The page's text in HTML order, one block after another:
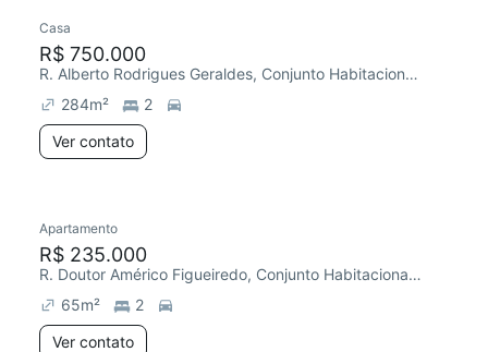
Casa
R$ 750.000
R. Alberto Rodrigues Geraldes, Conjunto Habitacional Júlio de Mesquita Filho
284m²
2
Ver contato
Chegou este mês
Apartamento
R$ 235.000
R. Doutor Américo Figueiredo, Conjunto Habitacional Júlio de Mesquita Filho
65m²
2
Ver contato